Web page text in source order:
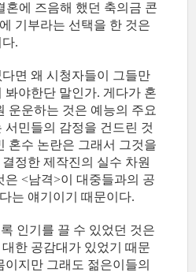
혼에 즈음해 했던 축의금 콘
기부라는 선택을 한 것은
.
면 왜 시청자들이 그들만
봐야한단 말인가. 게다가 혼
운운하는 것은 예능의 주요
서민들의 감정을 건드린 것
혼수 논란은 그래서 그것을
정한 제작진의 실수 차원
은 <남격>이 대중들과의 공
는 얘기이기 때문이다.
인기를 끌 수 있었던 것은
한 공감대가 있었기 때문
지만 그래도 젊은이들의